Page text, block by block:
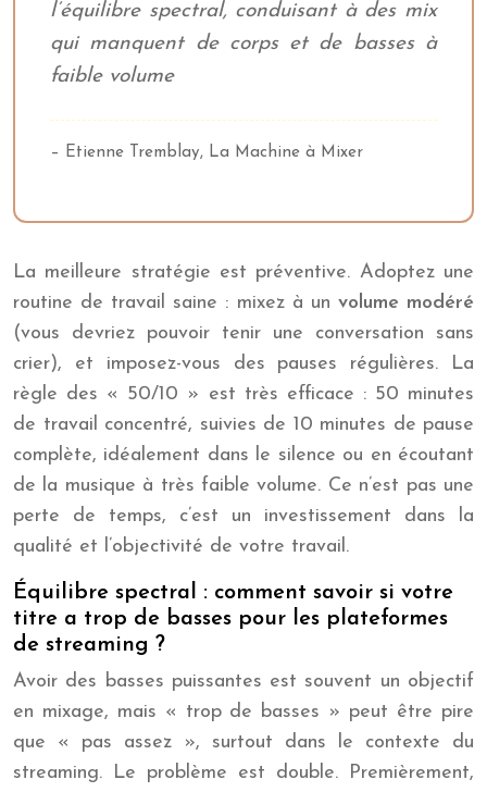
l’équilibre spectral, conduisant à des mix
qui manquent de corps et de basses à
faible volume
– Etienne Tremblay, La Machine à Mixer
La meilleure stratégie est préventive. Adoptez une
routine de travail saine : mixez à un volume modéré
(vous devriez pouvoir tenir une conversation sans
crier), et imposez-vous des pauses régulières. La
règle des « 50/10 » est très efficace : 50 minutes
de travail concentré, suivies de 10 minutes de pause
complète, idéalement dans le silence ou en écoutant
de la musique à très faible volume. Ce n’est pas une
perte de temps, c’est un investissement dans la
qualité et l’objectivité de votre travail.
Équilibre spectral : comment savoir si votre
titre a trop de basses pour les plateformes
de streaming ?
Avoir des basses puissantes est souvent un objectif
en mixage, mais « trop de basses » peut être pire
que « pas assez », surtout dans le contexte du
streaming. Le problème est double. Premièrement,